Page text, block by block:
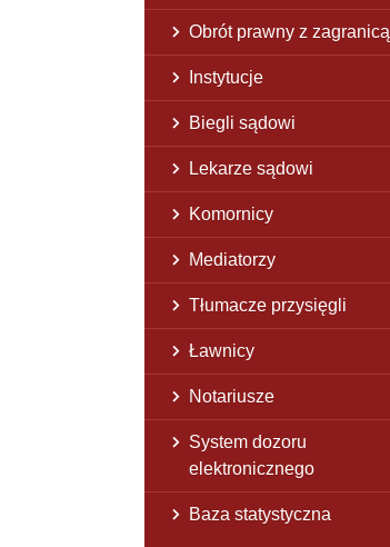
Obrót prawny z zagranicą
Instytucje
Biegli sądowi
Lekarze sądowi
Komornicy
Mediatorzy
Tłumacze przysięgli
Ławnicy
Notariusze
System dozoru
elektronicznego
Baza statystyczna